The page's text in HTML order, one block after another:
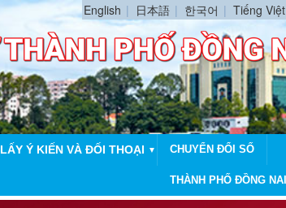
English 日本語 한국어 Tiếng Việt
LẤY Ý KIẾN VÀ ĐỐI THOẠI ▼ CHUYỂN ĐỔI SỐ
THÀNH PHỐ ĐỒNG NAI